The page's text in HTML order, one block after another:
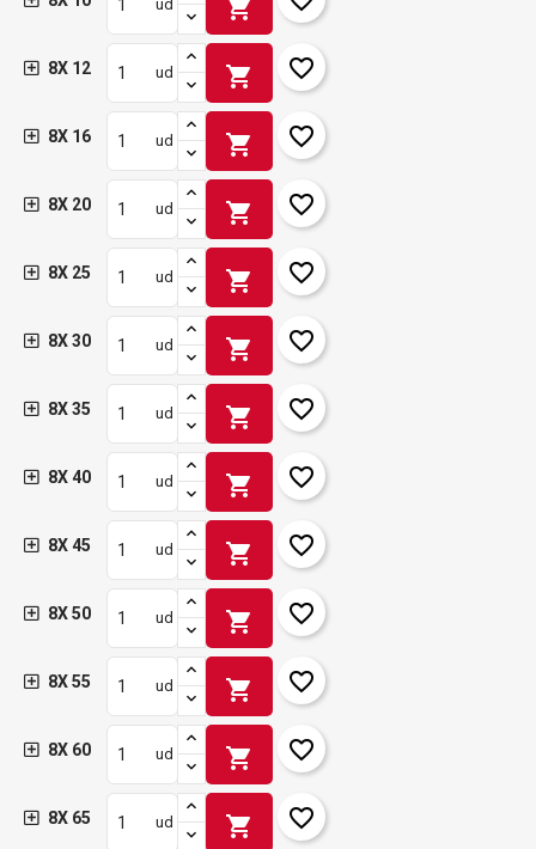
ud shopping_cart
8X 12 ud shopping_cart favorite_border
8X 16 ud shopping_cart favorite_border
8X 20 ud shopping_cart favorite_border
8X 25 ud shopping_cart favorite_border
8X 30 ud shopping_cart favorite_border
8X 35 ud shopping_cart favorite_border
8X 40 ud shopping_cart favorite_border
8X 45 ud shopping_cart favorite_border
8X 50 ud shopping_cart favorite_border
8X 55 ud shopping_cart favorite_border
8X 60 ud shopping_cart favorite_border
8X 65 ud shopping_cart favorite_border